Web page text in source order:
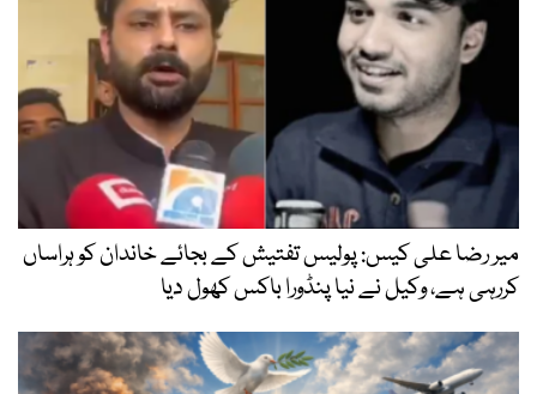
میر رضا علی کیس: پولیس تفتیش کے بجائے خاندان کو ہراساں
کررہی ہے، وکیل نے نیا پنڈورا باکس کھول دیا